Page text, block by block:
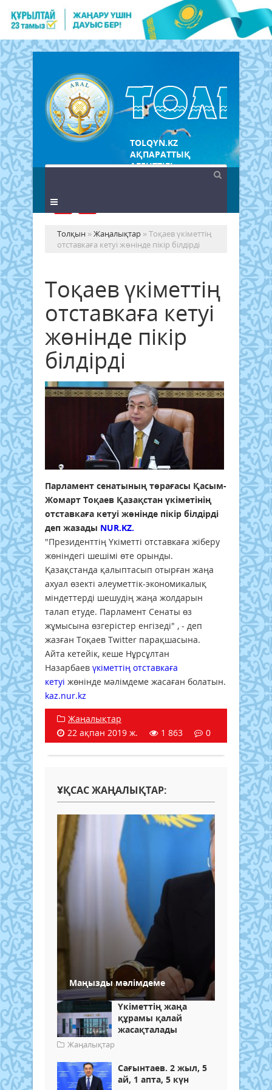
TOLQYN.KZ
АҚПАРАТТЫҚ
АГЕНТТІГІ
Толқын »Жаңалықтар » Тоқаев үкіметтің
отставкаға кетуі жөнінде пікір білдірді
Тоқаев үкіметтің
отставкаға кетуі
жөнінде пікір
білдірді
Парламент сенатының төрағасы Қасым-
Жомарт Тоқаев Қазақстан үкіметінің
отставкаға кетуі жөнінде пікір білдірді
деп жазады NUR.KZ.
"Президенттің Үкіметті отставкаға жіберу
жөніндегі шешімі өте орынды.
Қазақстанда қалыптасып отырған жаңа
ахуал өзекті әлеуметтік-экономикалық
міндеттерді шешудің жаңа жолдарын
талап етуде. Парламент Сенаты өз
жұмысына өзгерістер енгізеді" , - деп
жазған Тоқаев Twitter парақшасына.
Айта кетейік, кеше Нұрсұлтан
Назарбаев үкіметтің отставкаға
кетуі жөнінде мәлімдеме жасаған болатын.
kaz.nur.kz
Жаңалықтар
22 ақпан 2019 ж.
1 863 0
ҰҚСАС ЖАҢАЛЫҚТАР:
Маңызды мәлімдеме
Үкіметтің жаңа
құрамы қалай
жасақталады
Жаңалықтар
Сағынтаев. 2 жыл, 5
ай, 1 апта, 5 күн